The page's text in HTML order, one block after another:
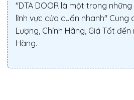
"DTA DOOR là một trong
lĩnh vực cửa cuốn nhanh" Cung
Lượng, Chính Hãng, Giá Tốt
Hàng.